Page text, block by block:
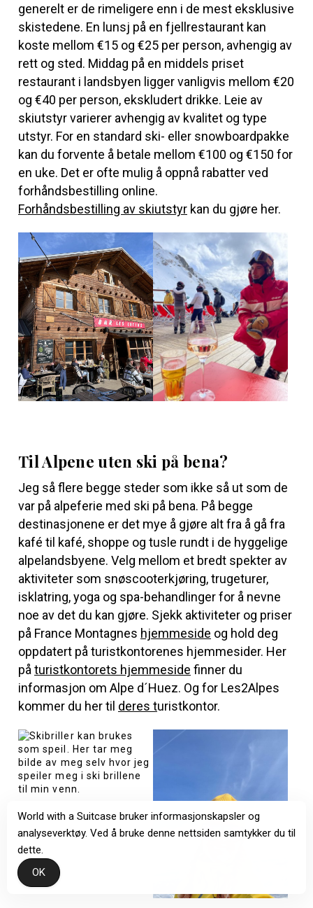
generelt er de rimeligere enn i de mest eksklusive
skistedene. En lunsj på en fjellrestaurant kan
koste mellom €15 og €25 per person, avhengig av
rett og sted. Middag på en middels priset
restaurant i landsbyen ligger vanligvis mellom €20
og €40 per person, ekskludert drikke. Leie av
skiutstyr varierer avhengig av kvalitet og type
utstyr. For en standard ski- eller snowboardpakke
kan du forvente å betale mellom €100 og €150 for
en uke. Det er ofte mulig å oppnå rabatter ved
forhåndsbestilling online.
Forhåndsbestilling av skiutstyr kan du gjøre her.
Til Alpene uten ski på bena?
Jeg så flere begge steder som ikke så ut som de
var på alpeferie med ski på bena. På begge
destinasjonene er det mye å gjøre alt fra å gå fra
kafé til kafé, shoppe og tusle rundt i de hyggelige
alpelandsbyene. Velg mellom et bredt spekter av
aktiviteter som snøscooterkjøring, trugeturer,
isklatring, yoga og spa-behandlinger for å nevne
noe av det du kan gjøre. Sjekk aktiviteter og priser
på France Montagnes hjemmeside og hold deg
oppdatert på turistkontorenes hjemmesider. Her
på turistkontorets hjemmeside finner du
informasjon om Alpe d´Huez. Og for Les2Alpes
kommer du her til deres turistkontor.
World with a Suitcase bruker informasjonskapsler og
analyseverktøy. Ved å bruke denne nettsiden samtykker du til
dette.
OK